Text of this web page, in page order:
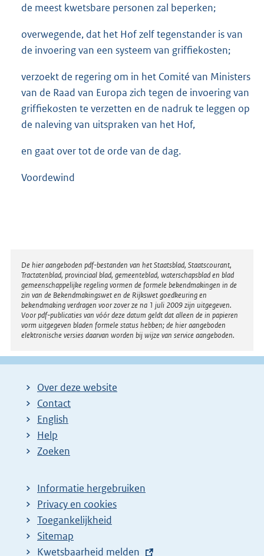
de meest kwetsbare personen zal beperken;
overwegende, dat het Hof zelf tegenstander is van
de invoering van een systeem van griffiekosten;
verzoekt de regering om in het Comité van Ministers
van de Raad van Europa zich tegen de invoering van
griffiekosten te verzetten en de nadruk te leggen op
de naleving van uitspraken van het Hof,
en gaat over tot de orde van de dag.
Voordewind
Disclaimer
De hier aangeboden pdf-bestanden van het Staatsblad, Staatscourant,
Tractatenblad, provinciaal blad, gemeenteblad, waterschapsblad en blad
gemeenschappelijke regeling vormen de formele bekendmakingen in de
zin van de Bekendmakingswet en de Rijkswet goedkeuring en
bekendmaking verdragen voor zover ze na 1 juli 2009 zijn uitgegeven.
Voor pdf-publicaties van vóór deze datum geldt dat alleen de in papieren
vorm uitgegeven bladen formele status hebben; de hier aangeboden
elektronische versies daarvan worden bij wijze van service aangeboden.
Over deze website
Contact
English
Help
Zoeken
Informatie hergebruiken
Privacy en cookies
Toegankelijkheid
Sitemap
E
Kwetsbaarheid melden